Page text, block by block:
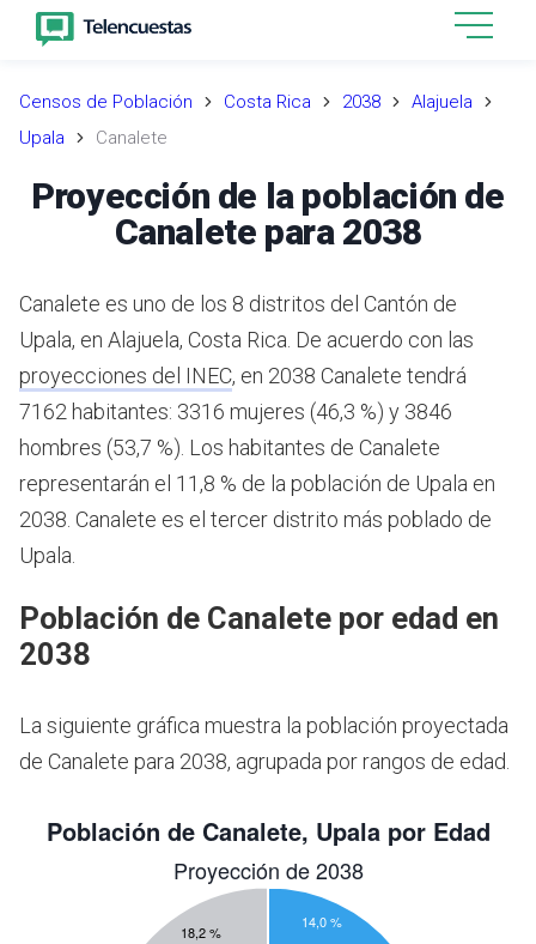
Censos de Población Costa Rica 2038
Alajuela
Upala
Canalete
Proyección de la población de
Canalete para 2038
Canalete es uno de los 8 distritos del Cantón de
Upala, en Alajuela, Costa Rica. De acuerdo con las
proyecciones del INEC, en 2038 Canalete tendrá
7162 habitantes: 3316 mujeres (46,3 %) y 3846
hombres (53,7 %). Los habitantes de Canalete
representarán el 11,8 % de la población de Upala en
2038. Canalete es el tercer distrito más poblado de
Upala.
Población de Canalete por edad en
2038
La siguiente gráfica muestra la población proyectada
de Canalete para 2038, agrupada por rangos de edad.